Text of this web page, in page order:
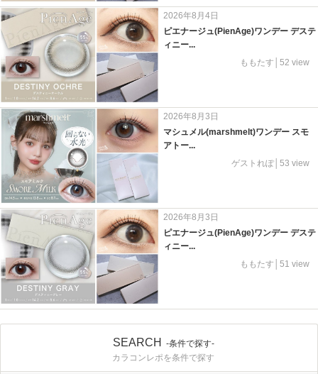
2026年8月4日
ピエナージュ(PienAge)ワンデー デステ
ィニー...
ももたす│52 view
2026年8月3日
マシュメル(marshmelt)ワンデー スモ
アトー...
ゲストれぽ│53 view
2026年8月3日
ピエナージュ(PienAge)ワンデー デステ
ィニー...
ももたす│51 view
SEARCH
-条件で探す-
カラコンレポを条件で探す